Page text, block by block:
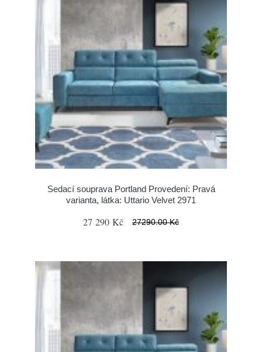
Sedací souprava Portland Provedení: Pravá
varianta, látka: Uttario Velvet 2971
27 290 Kč 27290.00 Kč